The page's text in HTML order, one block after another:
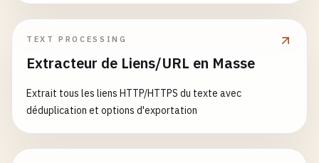
TEXT PROCESSING
Extracteur de Liens/URL en Masse
Extrait tous les liens HTTP/HTTPS du texte avec
déduplication et options d'exportation